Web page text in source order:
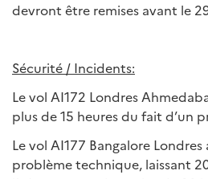
devront être remises avant le
Sécurité / Incidents:
Le vol AI172 Londres
plus de 15 heures du fait d’un
Le vol AI177 Bangalore Londres
problème technique, laissant